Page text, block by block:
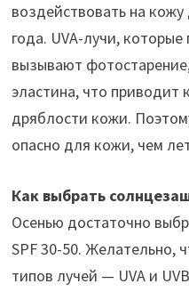
воздействовать на
года. UVA-лучи,
вызывают
эластина, что
дряблости кожи.
опасно для кожи, чем
Как выбрать
Осенью достаточно
SPF 30-50. Желательно,
типов лучей — UVA и